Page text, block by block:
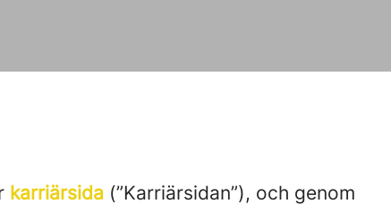
karriärsida (”Karriärsidan”), och genom